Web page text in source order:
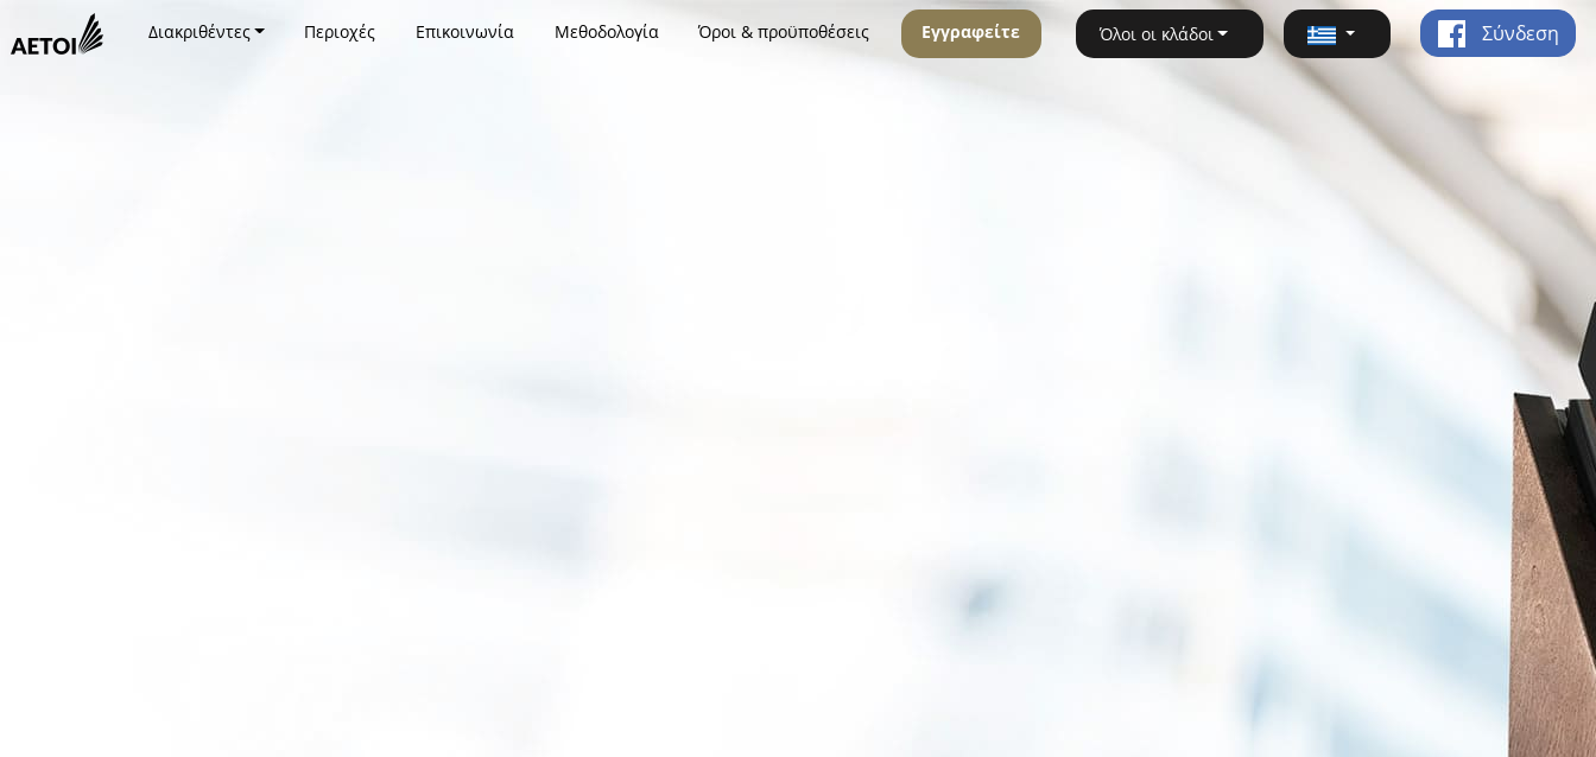
Διακριθέντες Περιοχές Επικοινωνία Μεθοδολογία Όροι & προϋποθέσεις Εγγραφείτε Όλοι οι κλάδοι Σύνδεση